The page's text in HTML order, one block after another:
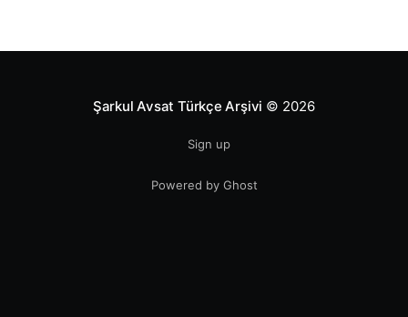
Şarkul Avsat Türkçe Arşivi © 2026
Sign up
Powered by Ghost